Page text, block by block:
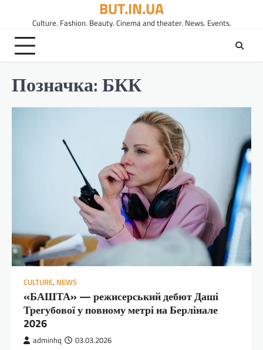
вмісту
BUT.IN.UA
Culture. Fashion. Beauty. Cinema and theater. News. Events.
Позначка:БКК
CULTURE, NEWS
«БАШТА» — режисерський дебют Даші
Трегубової у повному метрі на Берлінале
2026
adminhq 03.03.2026